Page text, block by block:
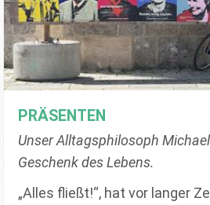
PRÄSENTEN
Unser Alltagsphilosoph
Geschenk des Lebens.
„Alles fließt!“, hat vor langer